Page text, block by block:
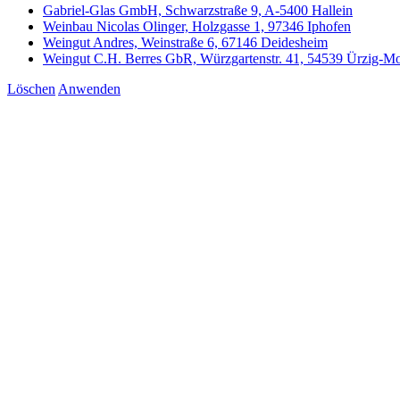
Gabriel-Glas GmbH, Schwarzstraße 9, A-5400 Hallein
Weinbau Nicolas Olinger, Holzgasse 1, 97346 Iphofen
Weingut Andres, Weinstraße 6, 67146 Deidesheim
Weingut C.H. Berres GbR, Würzgartenstr. 41, 54539 Ürzig-
Löschen Anwenden